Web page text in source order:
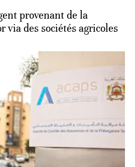
provenant de la
via des sociétés agricoles